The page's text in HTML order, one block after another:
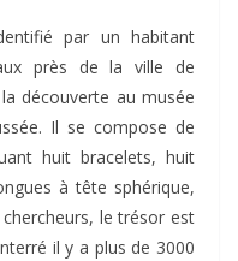
par un habitant
près de la ville de
découverte au musée
Il se compose de
huit bracelets, huit
à tête sphérique,
le trésor est
il y a plus de 3000